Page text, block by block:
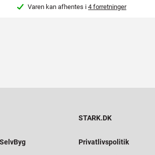
Varen kan afhentes i4 forretninger
STARK.DK
Privatlivspolitik